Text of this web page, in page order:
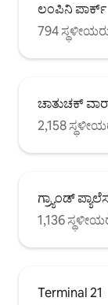
ಲಂಪಿನಿ ಪಾರ್ಕ್
794
ಚಾತುಚಕ್
2,158
ಗ್ರ್ಯಾಂಡ್
1,136
Terminal 21